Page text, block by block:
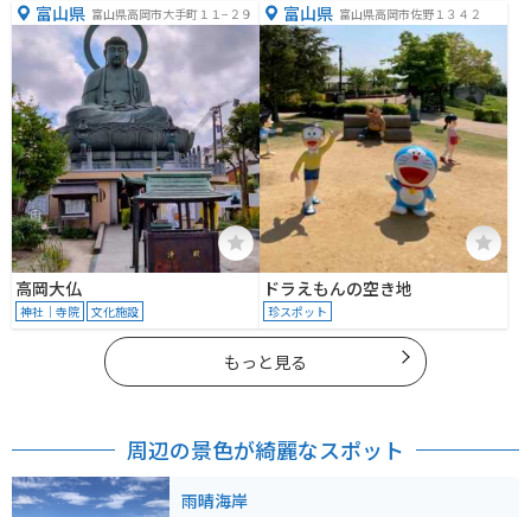
富山県 富山県高岡市大手町１１−２９
高岡大仏
神社｜寺院 文化施設
富山県 富山県高岡市佐野１３４２
ドラえもんの空き地
珍スポット
もっと見る
周辺の景色が綺麗なスポット
雨晴海岸